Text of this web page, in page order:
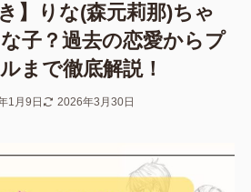
き】りな(森元莉那)ちゃ
子？過去の恋愛からプ
まで徹底解説！
1月9日 2026年3月30日